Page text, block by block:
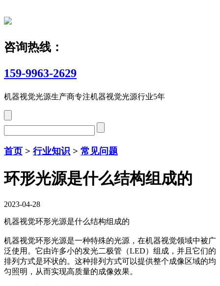
咨询热线：
159-9963-2629
机器视觉光源生产商专注机器视觉光源行业5年
首页 > 行业知识 > 常见问题
环形光源是什么结构组成的
2023-04-28
机器视觉环形光源是什么结构组成的
机器视觉环形光源是一种特殊的光源，在机器视觉领域中被广
泛使用。它由许多小的发光二极管（LED）组成，并且它们的
排列方式是环状的。这种排列方式可以提供整个成像区域的均
匀照明，从而实现高质量的成像效果。